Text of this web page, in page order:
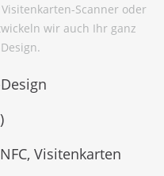
Scanner oder
wir auch Ihr ganz
Visitenkarten